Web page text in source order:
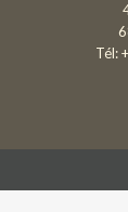
Tél: